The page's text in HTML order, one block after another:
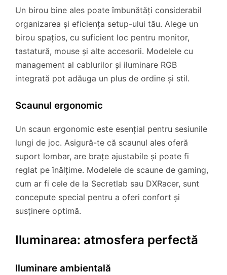
Un birou bine ales poate îmbunătăți considerabil
organizarea și eficiența setup-ului tău. Alege un
birou spațios, cu suficient loc pentru monitor,
tastatură, mouse și alte accesorii. Modelele cu
management al cablurilor și iluminare RGB
integrată pot adăuga un plus de ordine și stil.
Scaunul ergonomic
Un scaun ergonomic este esențial pentru sesiunile
lungi de joc. Asigură-te că scaunul ales oferă
suport lombar, are brațe ajustabile și poate fi
reglat pe înălțime. Modelele de scaune de gaming,
cum ar fi cele de la Secretlab sau DXRacer, sunt
concepute special pentru a oferi confort și
susținere optimă.
Iluminarea: atmosfera perfectă
Iluminare ambientală